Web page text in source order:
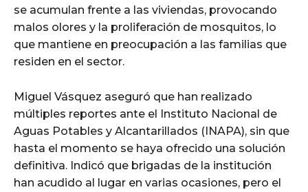
se acumulan frente a las viviendas, provocando
malos olores y la proliferación de mosquitos, lo
que mantiene en preocupación a las familias que
residen en el sector.
Miguel Vásquez aseguró que han realizado
múltiples reportes ante el Instituto Nacional de
Aguas Potables y Alcantarillados (INAPA), sin que
hasta el momento se haya ofrecido una solución
definitiva. Indicó que brigadas de la institución
han acudido al lugar en varias ocasiones, pero el